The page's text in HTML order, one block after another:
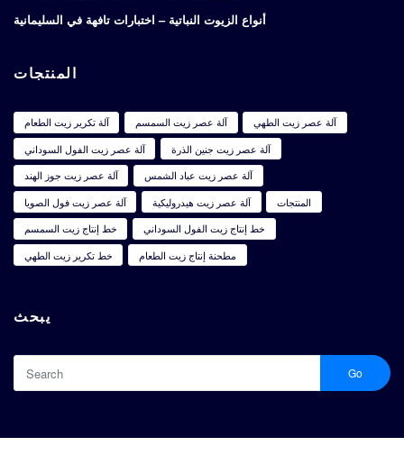
أنواع الزيوت النباتية – اختبارات تافهة في السليمانية
المنتجات
آلة تكرير زيت الطعام آلة عصر زيت السمسم
آلة عصر زيت الطهي
آلة عصر زيت الفول السوداني
آلة عصر زيت جنين الذرة
آلة عصر زيت جوز الهند
آلة عصر زيت عباد الشمس
آلة عصر زيت فول الصويا
آلة عصر زيت هيدروليكية
المنتجات
خط إنتاج زيت السمسم
خط إنتاج زيت الفول السوداني
خط تكرير زيت الطهي
مطحنة إنتاج زيت الطعام
يبحث
Go